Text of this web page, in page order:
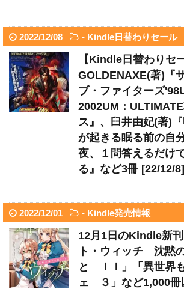
2022/12/08 - Kindle日替わりセール
【Kindle日替わりセ
GOLDENAXE(著)『
ブ・ファイターズ
2002UM：
ス』、臼井由妃(著)
が起きる眠る前の
夜、１問答えるだけ
る』など3冊 [22/12/8]
2022/12/01 - Kindle発売情報
12月1日のKindle新
ト・ウィッチ 沈黙
と ＩＩ」「異世界
ェ ３」など1,000冊